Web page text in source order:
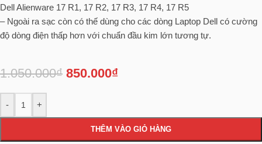
Dell Alienware 17 R1, 17 R2, 17 R3, 17 R4, 17 R5
– Ngoài ra sạc còn có thế dùng cho các dòng Laptop Dell có cường
độ dòng điện thấp hơn với chuẩn đầu kim lớn tương tự.
1.050.000₫ 850.000₫
- +
THÊM VÀO GIỎ HÀNG